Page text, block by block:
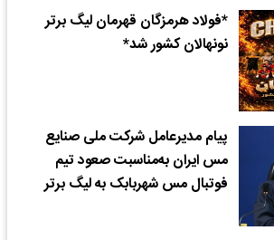
*فولاد هرمزگان قهرمان لیگ برتر
نونهالان کشور شد*
پیام مدیرعامل شرکت ملی صنایع
مس ایران به‌مناسبت صعود تیم
فوتبال مس شهربابک به لیگ برتر